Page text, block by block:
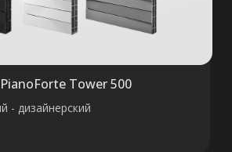
Tower 500
- дизайнерский